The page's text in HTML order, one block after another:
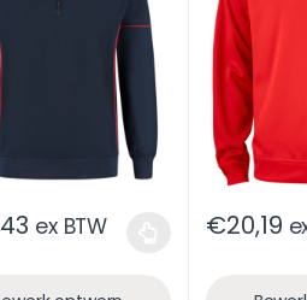
ex BTW €20,19